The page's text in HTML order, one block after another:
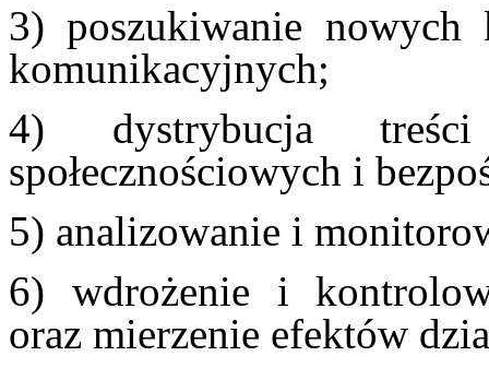
3) poszukiwanie
komunikacyjnych;
4) dystrybucja
społecznościowych i
5) analizowanie i
6) wdrożenie i
oraz mierzenie efektów